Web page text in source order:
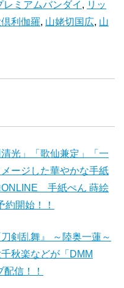
レミアムバンダイ , リッ
利伽羅, 山姥切国広, 山
光」「歌仙兼定」「一
ージした華やかな手紙
ONLINE 手紙ぺん 蒔絵
約開始！！
剣乱舞』 ～陸奥一蓮～
秋楽などが「DMM
信！！